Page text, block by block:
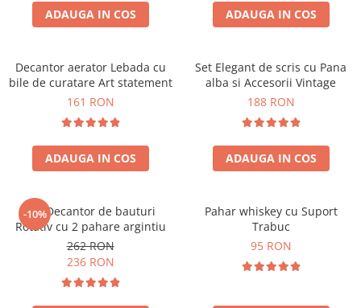
ADAUGA IN COS ADAUGA IN COS
Decantor aerator Lebada cu
bile de curatare Art statement
161 RON
ADAUGA IN COS
Set Elegant de scris cu Pana
alba si Accesorii Vintage
188 RON
ADAUGA IN COS
-10%
Set Decantor de bauturi
Rotativ cu 2 pahare argintiu
262 RON
236 RON
Pahar whiskey cu Suport
Trabuc
95 RON